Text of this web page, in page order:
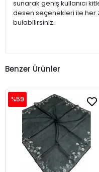
sunarak geniş kullanıcı
desen seçenekleri ile her
bulabilirsiniz.
Benzer Ürünler
%59